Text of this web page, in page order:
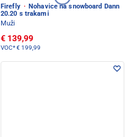
Firefly · Nohavice na snowboard Dann
20.20 s trakami
Muži
€ 139,99
VOC*€ 199,99